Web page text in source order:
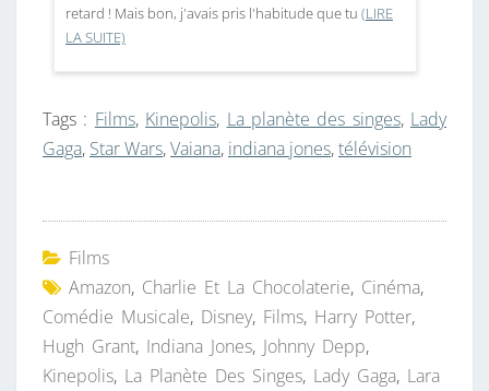
retard ! Mais bon, j'avais pris l'habitude que tu (LIRE
LA SUITE)
Tags : Films, Kinepolis, La planète des singes, Lady
Gaga, Star Wars,Vaiana, indiana jones,télévision
Films
Amazon, Charlie Et La Chocolaterie, Cinéma,
Comédie Musicale, Disney, Films, Harry Potter,
Hugh Grant, Indiana Jones, Johnny Depp,
Kinepolis, La Planète Des Singes, Lady Gaga, Lara